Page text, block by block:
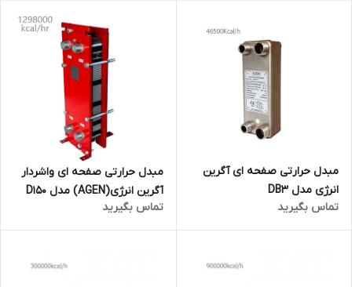
مبدل حرارتی صفحه ای آگرین
انرژی مدل DB3
تماس بگیرید
مبدل حرارتی صفحه ای واشردار
آگرین انرژی(AGEN) مدل D150
تماس بگیرید